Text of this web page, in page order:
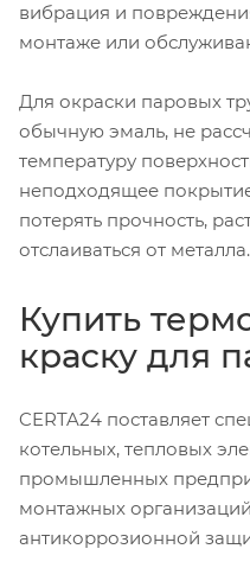
вибрация и
монтаже или
Для окраски паровых
обычную эмаль, не
температуру
неподходящее
потерять прочность,
отслаиваться от металла.
Купить
краску для
CERTA24 поставляет
котельных, тепловых
промышленных
монтажных
антикоррозионной